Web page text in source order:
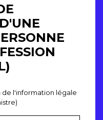
de l'information légale